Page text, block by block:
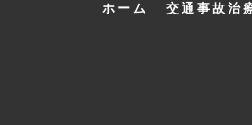
ホーム 交通事故治